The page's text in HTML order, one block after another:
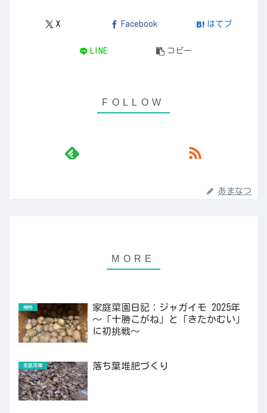
X Facebook はてブ
LINE コピー
あまなつ
植物
家庭菜園日記：ジャガイモ 2025年
～「十勝こがね」と「きたかむい」
に初挑戦～
家庭菜園 落ち葉堆肥づくり